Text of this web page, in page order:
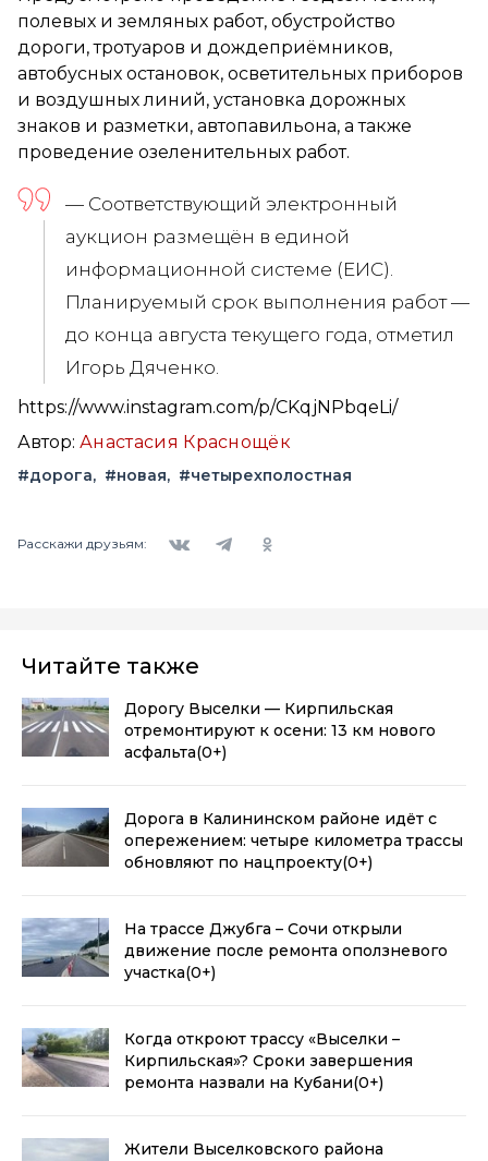
полевых и земляных работ, обустройство
дороги, тротуаров и дождеприёмников,
автобусных остановок, осветительных приборов
и воздушных линий, установка дорожных
знаков и разметки, автопавильона, а также
проведение озеленительных работ.
— Соответствующий электронный
аукцион размещён в единой
информационной системе (ЕИС).
Планируемый срок выполнения работ —
до конца августа текущего года, отметил
Игорь Дяченко.
https://www.instagram.com/p/CKqjNPbqeLi/
Автор: Анастасия Краснощёк
#дорога #новая #четырехполостная
Расскажи друзьям:
Читайте также
Дорогу Выселки — Кирпильская
отремонтируют к осени: 13 км нового
асфальта(0+)
Дорога в Калининском районе идёт с
опережением: четыре километра трассы
обновляют по нацпроекту(0+)
На трассе Джубга – Сочи открыли
движение после ремонта оползневого
участка(0+)
Когда откроют трассу «Выселки –
Кирпильская»? Сроки завершения
ремонта назвали на Кубани(0+)
Жители Выселковского района